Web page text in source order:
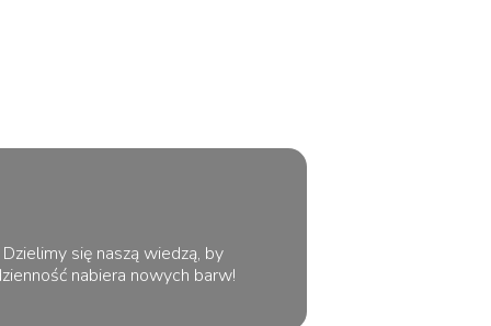
się naszą wiedzą, by
nabiera nowych barw!